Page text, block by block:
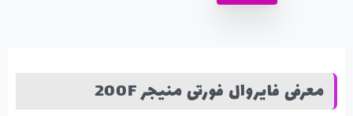
معرفی فایروال فورتی منیجر 200F